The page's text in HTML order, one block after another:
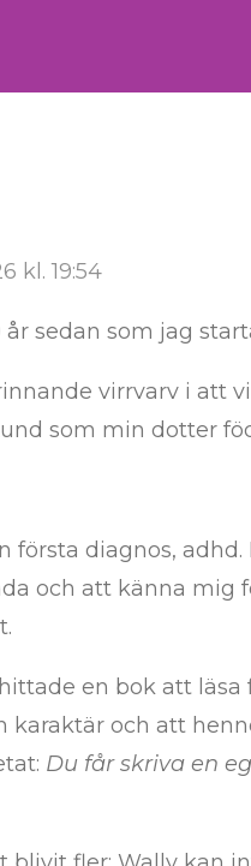
kl. 19:54
sedan som jag
virrvarv i att
som min dotter
första diagnos,
och att känna mig
en bok att läsa
och att
Du får skriva en